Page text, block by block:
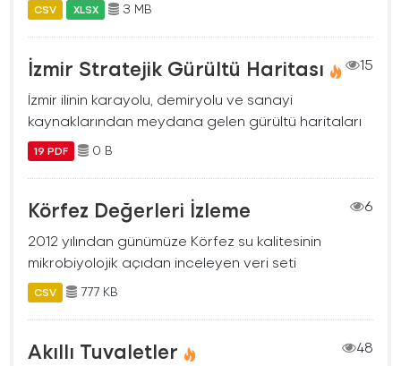
CSV XLSX 3 MB
İzmir Stratejik Gürültü Haritası
15
İzmir ilinin karayolu, demiryolu ve sanayi
kaynaklarından meydana gelen gürültü haritaları
19 PDF 0 B
Körfez Değerleri İzleme
6
2012 yılından günümüze Körfez su kalitesinin
mikrobiyolojik açıdan inceleyen veri seti
CSV 777 KB
Akıllı Tuvaletler
48